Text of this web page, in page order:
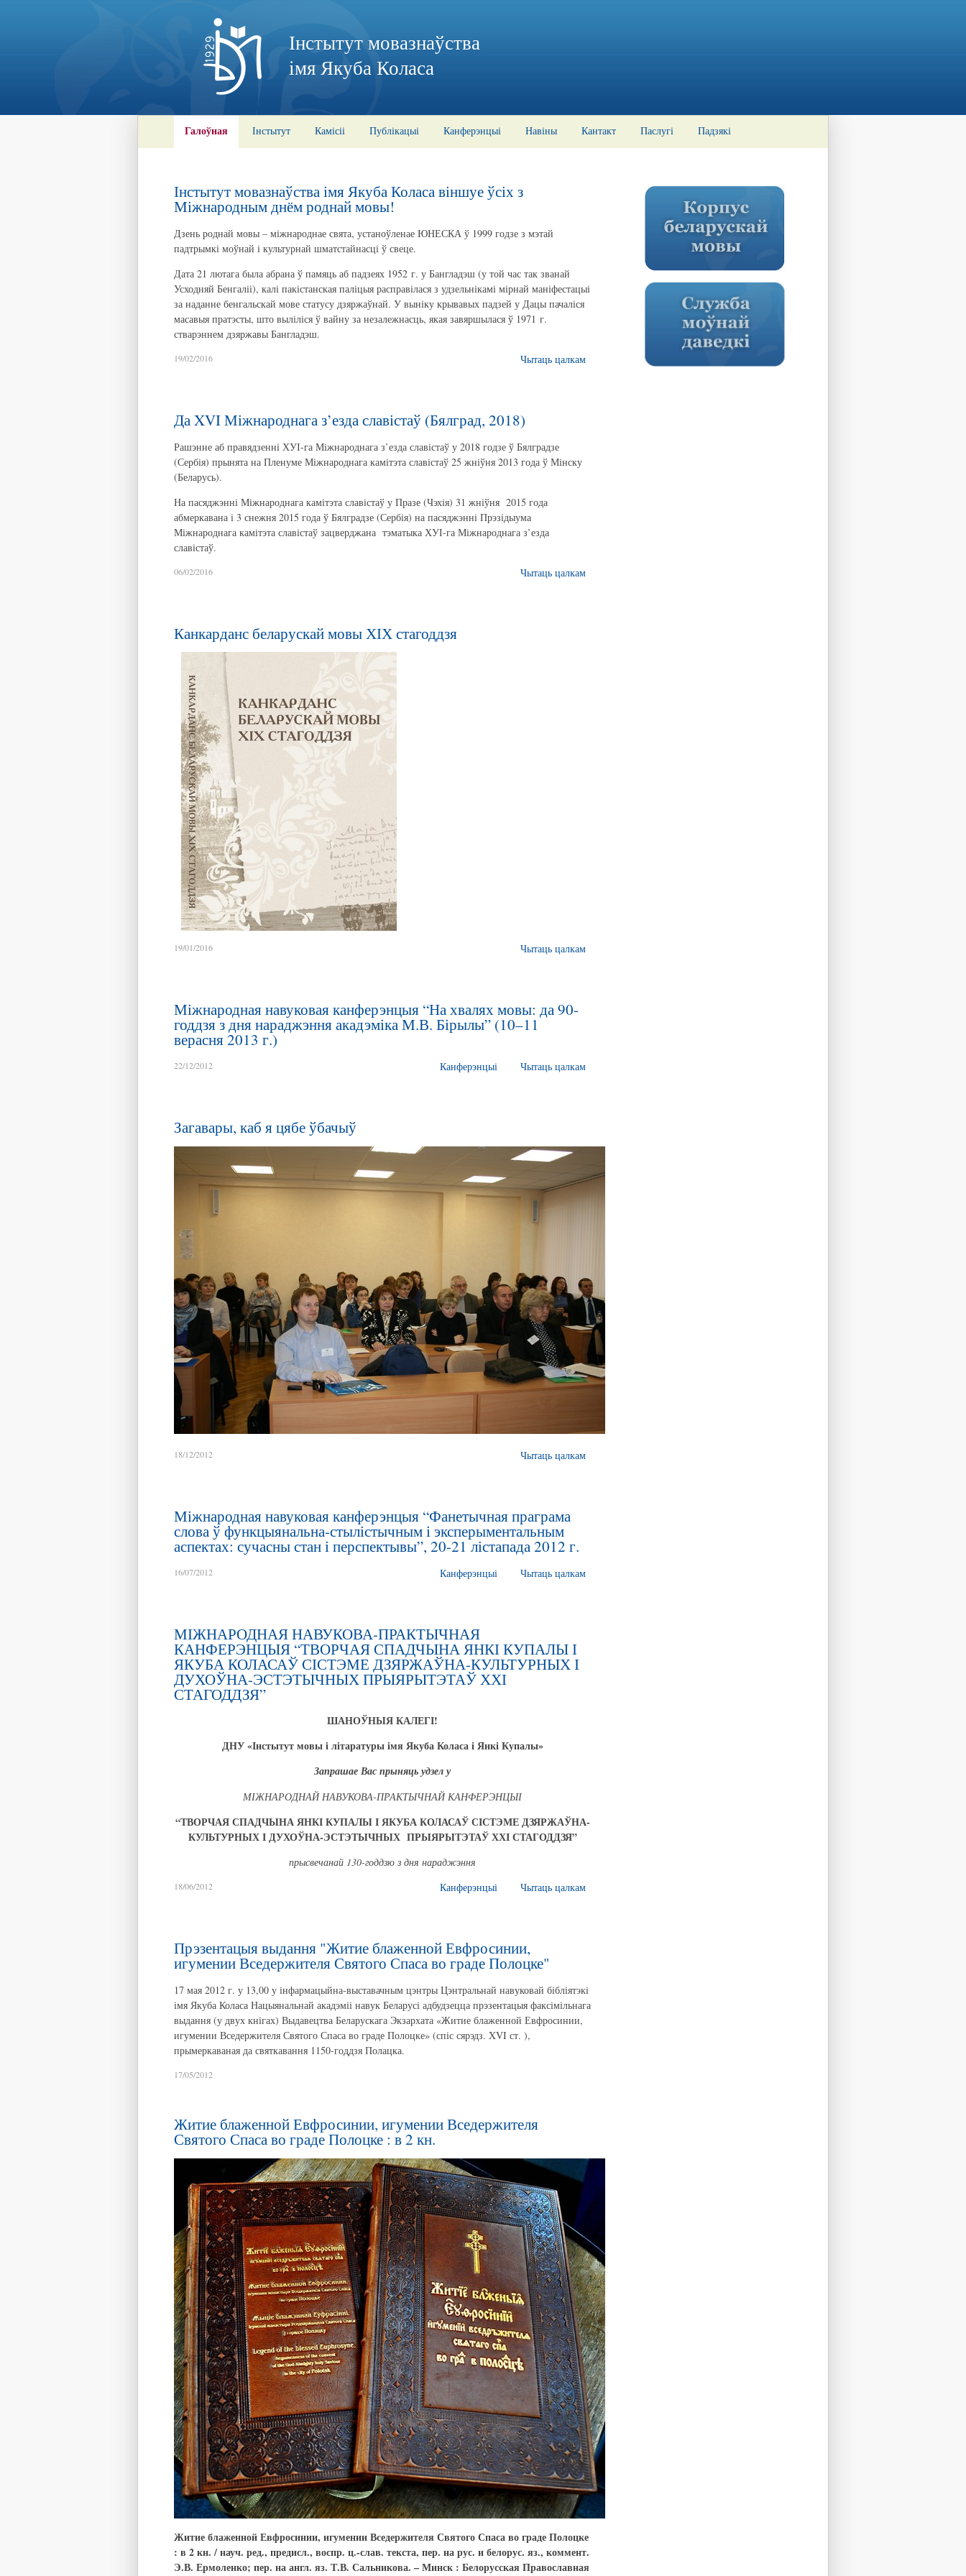
Інстытут мовазнаўства
імя Якуба Коласа
Галоўная Інстытут Камісіі Публікацыі Канферэнцыі Навіны Кантакт Паслугі Падзякі
Інстытут мовазнаўства імя Якуба Коласа віншуе ўсіх з
Міжнародным днём роднай мовы!
Дзень роднай мовы – міжнароднае свята, устаноўленае ЮНЕСКА ў 1999 годзе з мэтай
падтрымкі моўнай і культурнай шматстайнасці ў свеце.
Дата 21 лютага была абрана ў памяць аб падзеях 1952 г. у Бангладэш (у той час так званай
Усходняй Бенгаліі), калі пакістанская паліцыя расправілася з удзельнікамі мірнай маніфестацыі
за наданне бенгальскай мове статусу дзяржаўнай. У выніку крывавых падзей у Дацы пачаліся
масавыя пратэсты, што выліліся ў вайну за незалежнасць, якая завяршылася ў 1971 г.
стварэннем дзяржавы Бангладэш.
19/02/2016 Чытаць цалкам
Да XVI Міжнароднага з’езда славістаў (Бялград, 2018)
Рашэнне аб правядзенні ХУІ-га Міжнароднага з’езда славістаў у 2018 годзе ў Бялградзе
(Сербія) прынята на Пленуме Міжнароднага камітэта славістаў 25 жніўня 2013 года ў Мінску
(Беларусь).
На пасяджэнні Міжнароднага камітэта славістаў у Празе (Чэхія) 31 жніўня 2015 года
абмеркавана і 3 снежня 2015 года ў Бялградзе (Сербія) на пасяджэнні Прэзідыума
Міжнароднага камітэта славістаў зацверджана тэматыка ХУІ-га Міжнароднага з’езда
славістаў.
06/02/2016 Чытаць цалкам
Канкарданс беларускай мовы ХІХ стагоддзя
19/01/2016 Чытаць цалкам
Міжнародная навуковая канферэнцыя “На хвалях мовы: да 90-
годдзя з дня нараджэння акадэміка М.В. Бірылы” (10–11
верасня 2013 г.)
22/12/2012 Канферэнцыі Чытаць цалкам
Загавары, каб я цябе ўбачыў
18/12/2012 Чытаць цалкам
Міжнародная навуковая канферэнцыя “Фанетычная праграма
слова ў функцыянальна-стылістычным і эксперыментальным
аспектах: сучасны стан і перспектывы”, 20-21 лістапада 2012 г.
16/07/2012 Канферэнцыі Чытаць цалкам
МІЖНАРОДНАЯ НАВУКОВА-ПРАКТЫЧНАЯ
КАНФЕРЭНЦЫЯ “ТВОРЧАЯ СПАДЧЫНА ЯНКІ КУПАЛЫ І
ЯКУБА КОЛАСАЎ СІСТЭМЕ ДЗЯРЖАЎНА-КУЛЬТУРНЫХ І
ДУХОЎНА-ЭСТЭТЫЧНЫХ ПРЫЯРЫТЭТАЎ ХХІ
СТАГОДДЗЯ”
ШАНОЎНЫЯ КАЛЕГІ!
ДНУ «Інстытут мовы і літаратуры імя Якуба Коласа і Янкі Купалы»
Запрашае Вас прыняць удзел у
МІЖНАРОДНАЙ НАВУКОВА-ПРАКТЫЧНАЙ КАНФЕРЭНЦЫІ
“ТВОРЧАЯ СПАДЧЫНА ЯНКІ КУПАЛЫ І ЯКУБА КОЛАСАЎ СІСТЭМЕ ДЗЯРЖАЎНА-
КУЛЬТУРНЫХ І ДУХОЎНА-ЭСТЭТЫЧНЫХ ПРЫЯРЫТЭТАЎ ХХІ СТАГОДДЗЯ”
прысвечанай 130-годдзю з дня нараджэння
18/06/2012 Канферэнцыі Чытаць цалкам
Прэзентацыя выдання "Житие блаженной Евфросинии,
игумении Вседержителя Святого Спаса во граде Полоцке"
17 мая 2012 г. у 13,00 у інфармацыйна-выставачным цэнтры Цэнтральнай навуковай бібліятэкі
імя Якуба Коласа Нацыянальнай акадэміі навук Беларусі адбудзецца прэзентацыя факсімільнага
выдання (у двух кнігах) Выдавецтва Беларускага Экзархата «Житие блаженной Евфросинии,
игумении Вседержителя Святого Спаса во граде Полоцке» (спіс сярэдз. XVI ст. ),
прымеркаваная да святкавання 1150-годдзя Полацка.
17/05/2012
Житие блаженной Евфросинии, игумении Вседержителя
Святого Спаса во граде Полоцке : в 2 кн.
Житие блаженной Евфросинии, игумении Вседержителя Святого Спаса во граде Полоцке
: в 2 кн. / науч. ред., предисл., воспр. ц.-слав. текста, пер. на рус. и белорус. яз., коммент.
Э.В. Ермоленко; пер. на англ. яз. Т.В. Сальникова. – Минск : Белорусская Православная